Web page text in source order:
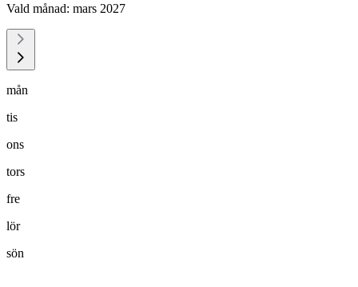
Vald månad: mars 2027
mån
tis
ons
tors
fre
lör
sön